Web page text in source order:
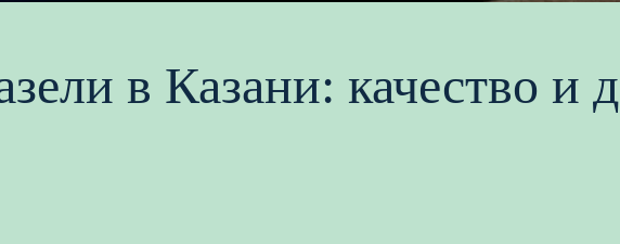
в Казани: качество и